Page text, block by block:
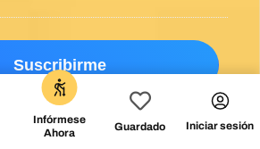
Infórmese
Ahora
Guardado Iniciar sesión